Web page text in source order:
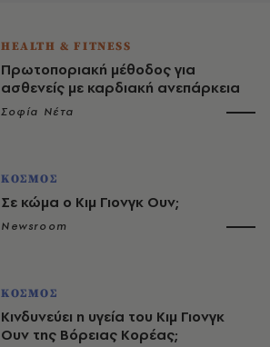
HEALTH & FITNESS
Πρωτοποριακή μέθοδος για
ασθενείς με καρδιακή ανεπάρκεια
Σοφία Νέτα
ΚΟΣΜΟΣ
Σε κώμα ο Κιμ Γιονγκ Ουν;
Newsroom
ΚΟΣΜΟΣ
Κινδυνεύει η υγεία του Κιμ Γιονγκ
Ουν της Βόρειας Κορέας;